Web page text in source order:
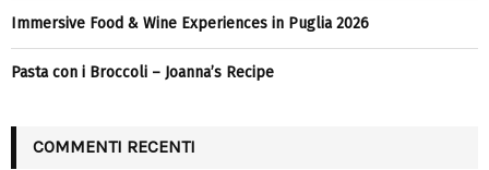
Immersive Food & Wine Experiences in Puglia 2026
Pasta con i Broccoli – Joanna’s Recipe
COMMENTI RECENTI